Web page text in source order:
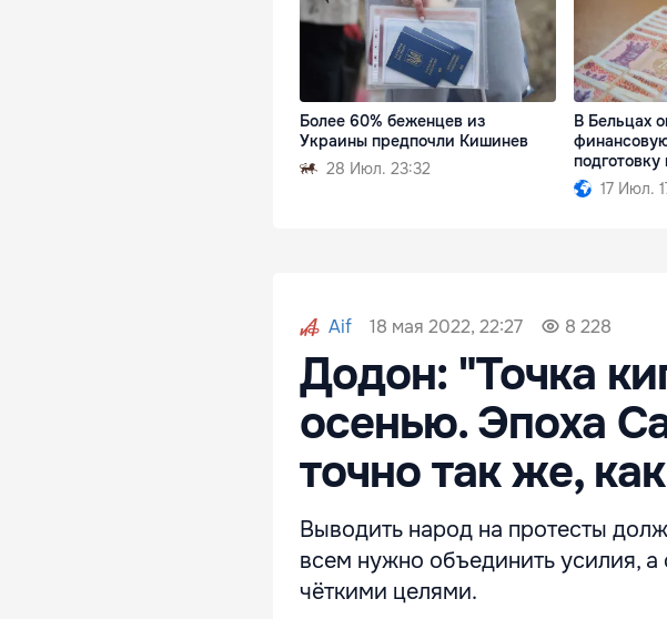
Более 60% беженцев из
Украины предпочли Кишинев
28 Июл. 23:32
В Бельцах
17 Июл.
Aif 18 мая 2022, 22:27 8 228
Додон: "Точка
осенью. Эпоха
точно так же,
Выводить народ на протесты
всем нужно объединить усилия,
чёткими целями.